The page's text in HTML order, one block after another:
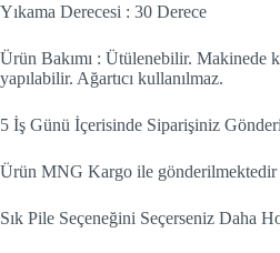
Yıkama Derecesi : 30 Derece
Ürün Bakımı : Ütülenebilir. Makinede
yapılabilir. Ağartıcı kullanılmaz.
5 İş Günü İçerisinde Siparişiniz
Ürün MNG Kargo ile gönderilmektedir
Sık Pile Seçeneğini Seçerseniz Daha